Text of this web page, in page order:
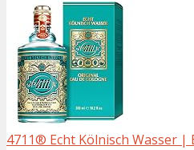
4711® Echt Kölnisch Wasser |